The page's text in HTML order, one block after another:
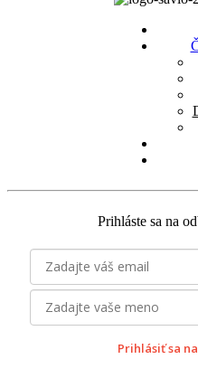
Prihláste sa na
Prihlásiť sa